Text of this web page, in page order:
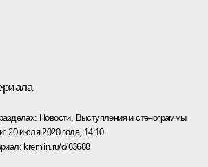
Новости, Выступления и стенограммы
20 июля 2020 года, 14:10
kremlin.ru/d/63688